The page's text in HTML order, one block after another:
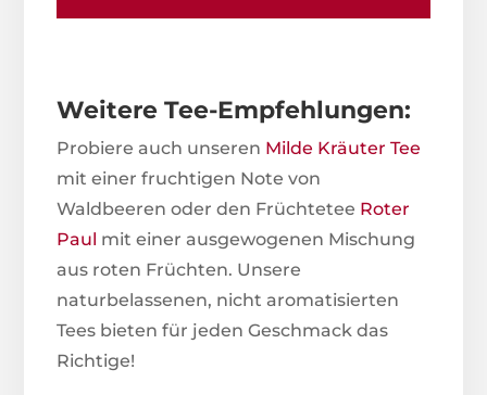
Weitere Tee-Empfehlungen:
Probiere auch unseren Milde Kräuter Tee
mit einer fruchtigen Note von
Waldbeeren oder den Früchtetee Roter
Paul mit einer ausgewogenen Mischung
aus roten Früchten. Unsere
naturbelassenen, nicht aromatisierten
Tees bieten für jeden Geschmack das
Richtige!